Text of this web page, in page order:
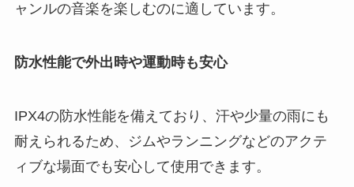
ャンルの音楽を楽しむのに適しています。
防水性能で外出時や運動時も安心
IPX4の防水性能を備えており、汗や少量の雨にも
耐えられるため、ジムやランニングなどのアクテ
ィブな場面でも安心して使用できます。